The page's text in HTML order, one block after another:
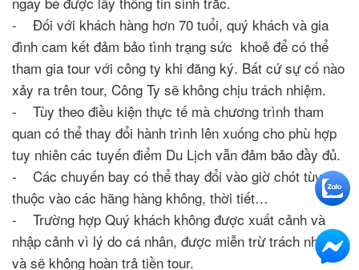
- Đối với khách hàng hơn 70 tuổi, quý khách và gia
đình cam kết đảm bảo tình trạng sức khoẻ để có thể
tham gia tour với công ty khi đăng ký. Bất cứ sự cố nào
xảy ra trên tour, Công Ty sẽ không chịu trách nhiệm.
- Tùy theo điều kiện thực tế mà chương trình tham
quan có thể thay đổi hành trình lên xuống cho phù hợp
tuy nhiên các tuyến điểm Du Lịch vẫn đảm bảo đầy đủ.
- Các chuyến bay có thể thay đổi vào giờ chót tùy
thuộc vào các hãng hàng không, thời tiết…
- Trường hợp Quý khách không được xuất cảnh và
nhập cảnh vì lý do cá nhân, được miễn trừ trách nhiệm
và sẽ không hoàn trả tiền tour.